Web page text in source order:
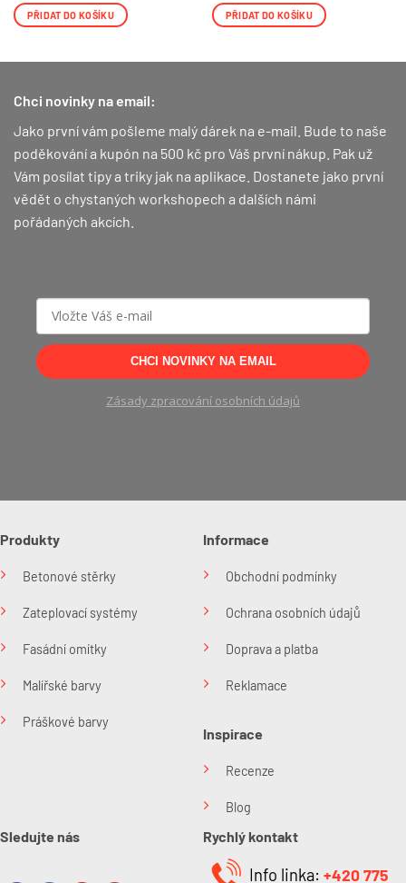
PŘIDAT DO KOŠÍKU PŘIDAT DO KOŠÍKU
Chci novinky na email:
Jako první vám pošleme malý dárek na e-mail. Bude to naše
poděkování a kupón na 500 kč pro Váš první nákup. Pak už
Vám posílat tipy a triky jak na aplikace. Dostanete jako první
vědět o chystaných workshopech a dalších námi
pořádaných akcích.
CHCI NOVINKY NA EMAIL
Zásady zpracování osobních údajů
Produkty
Betonové stěrky
Zateplovací systémy
Fasádní omítky
Malířské barvy
Práškové barvy
Informace
Obchodní podmínky
Ochrana osobních údajů
Doprava a platba
Reklamace
Inspirace
Recenze
Blog
Sledujte nás Rychlý kontakt
Info linka: +420 775